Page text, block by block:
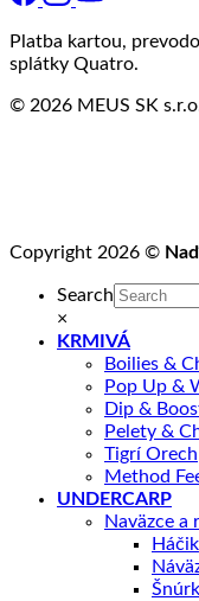
Platba kartou,
splátky Quatro.
© 2026 MEUS SK
Copyright 2026 ©
Search
×
KRMIVÁ
Boilies &
Pop Up &
Dip &
Pelety &
Tigrí Orech
Method
UNDERCARP
Naväzce a